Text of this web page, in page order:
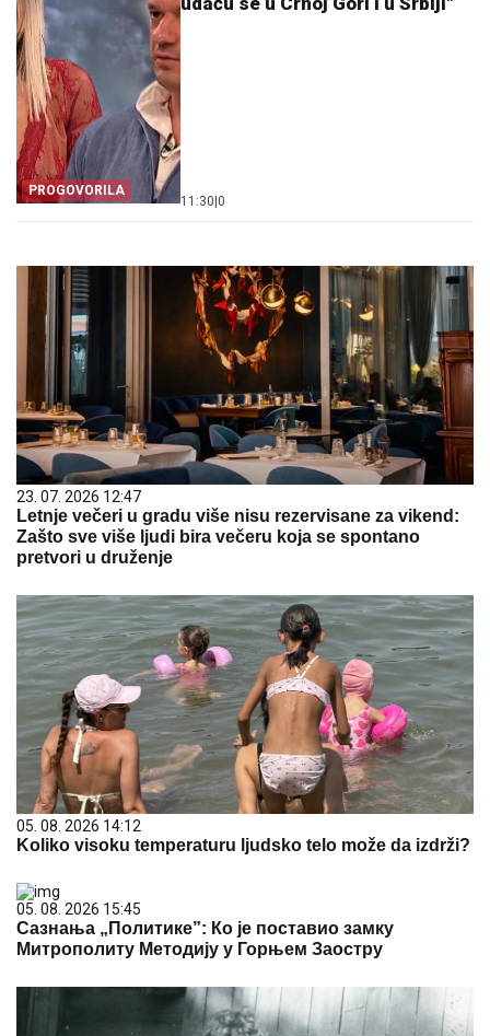
PROGOVORILA
11:30 0
23. 07. 2026 12:47
Letnje večeri u gradu više nisu rezervisane za vikend:
Zašto sve više ljudi bira večeru koja se spontano
pretvori u druženje
05. 08. 2026 14:12
Koliko visoku temperaturu ljudsko telo može da izdrži?
05. 08. 2026 15:45
Сазнања „Политике”: Ко је поставио замку
Митрополиту Методију у Горњем Заостру